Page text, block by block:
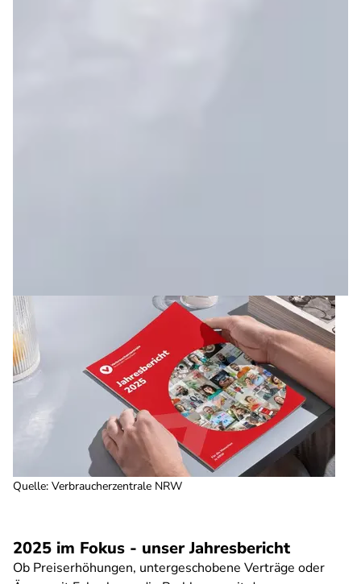
Quelle: Verbraucherzentrale NRW
2025 im Fokus - unser Jahresbericht
Ob Preiserhöhungen, untergeschobene Verträge oder